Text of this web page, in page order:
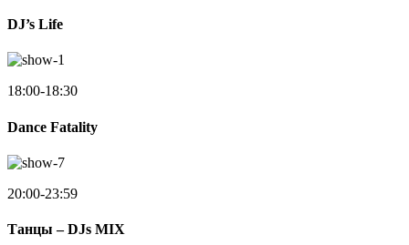
DJ’s Life
18:00-18:30
Dance Fatality
20:00-23:59
Танцы – DJs MIX